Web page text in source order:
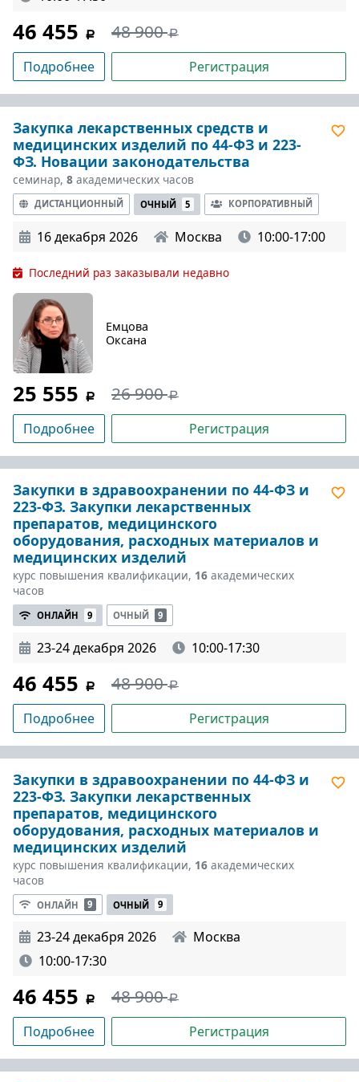
46 455 48 900
Подробнее Регистрация
Закупка лекарственных средств и
медицинских изделий по 44-ФЗ и 223-
ФЗ. Новации законодательства
семинар, 8 академических часов
ДИСТАНЦИОННЫЙ ОЧНЫЙ 5 КОРПОРАТИВНЫЙ
16 декабря 2026 Москва 10:00-17:00
Последний раз заказывали недавно
Емцова
Оксана
25 555 26 900
Подробнее Регистрация
Закупки в здравоохранении по 44-ФЗ и
223-ФЗ. Закупки лекарственных
препаратов, медицинского
оборудования, расходных материалов и
медицинских изделий
курс повышения квалификации, 16 академических
часов
ОНЛАЙН 9 ОЧНЫЙ 9
23-24 декабря 2026 10:00-17:30
46 455 48 900
Подробнее Регистрация
Закупки в здравоохранении по 44-ФЗ и
223-ФЗ. Закупки лекарственных
препаратов, медицинского
оборудования, расходных материалов и
медицинских изделий
курс повышения квалификации, 16 академических
часов
ОНЛАЙН 9 ОЧНЫЙ 9
23-24 декабря 2026
Москва
10:00-17:30
46 455 48 900
Подробнее Регистрация